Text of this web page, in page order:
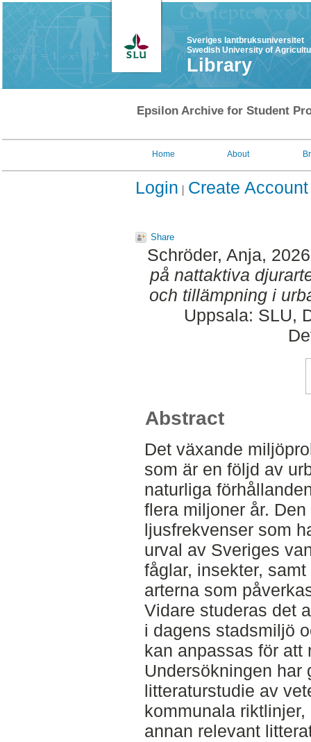
Sveriges lantbruksuniversitet
Swedish University of
Library
Epsilon Archive for Student
Home About
Login Create Account
Share
Schröder, Anja,
på nattaktiva
och tillämpning i
Uppsala: SLU,
Abstract
Det växande
som är en följd av
naturliga
flera miljoner år.
ljusfrekvenser som
urval av Sveriges
fåglar, insekter,
arterna som
Vidare studeras det
i dagens stadsmiljö
kan anpassas för att
Undersökningen har
litteraturstudie av
kommunala
annan relevant